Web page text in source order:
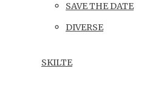
SAVE THE DATE
DIVERSE
SKILTE